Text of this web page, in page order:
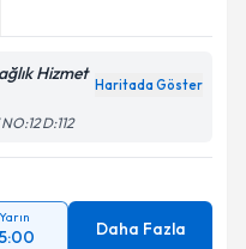
Hizmet
Haritada Göster
D:112
Yarın
Daha Fazla